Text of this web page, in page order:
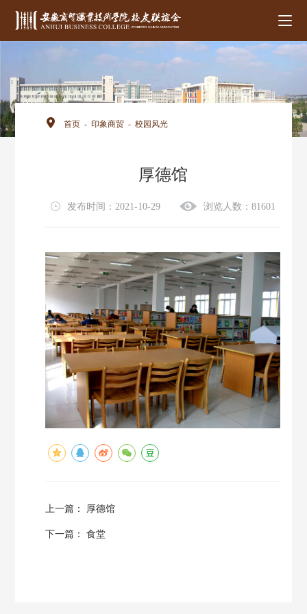
首页 - 印象商贸 - 校园风光
厚德馆
发布时间：2021-10-29 浏览人数：81601
上一篇： 厚德馆
下一篇： 食堂